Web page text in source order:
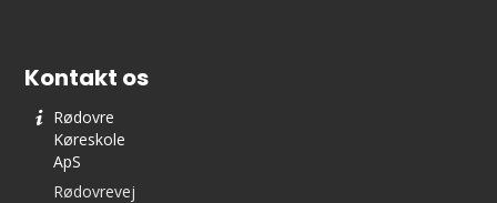
Kontakt os
Rødovre
Køreskole
ApS
Rødovrevej